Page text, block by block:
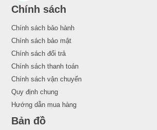
Chính sách
Chính sách bảo hành
Chính sách bảo mật
Chính sách đổi trả
Chính sách thanh toán
Chính sách vận chuyển
Quy định chung
Hướng dẫn mua hàng
Bản đồ